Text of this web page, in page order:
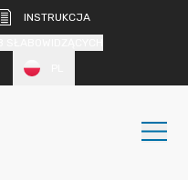
INSTRUKCJA